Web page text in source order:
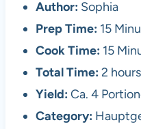
Author: Sophia
Prep Time: 15
Cook Time: 15
Total Time: 2
Yield: Ca. 4
Category: